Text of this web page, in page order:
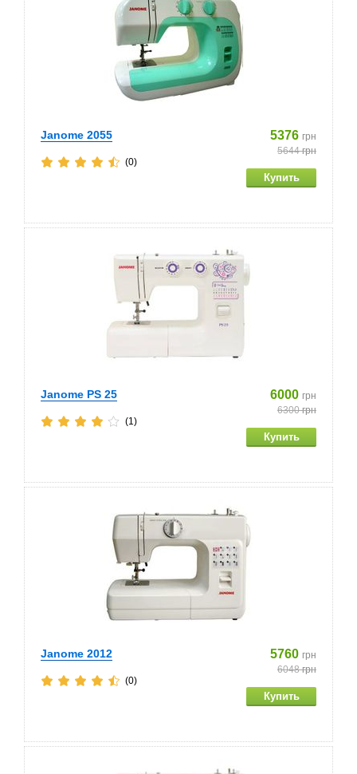
Janome 2055 5376 грн
5644грн
(0)
Janome PS 25 6000 грн
6300грн
(1)
Janome 2012 5760 грн
6048грн
(0)